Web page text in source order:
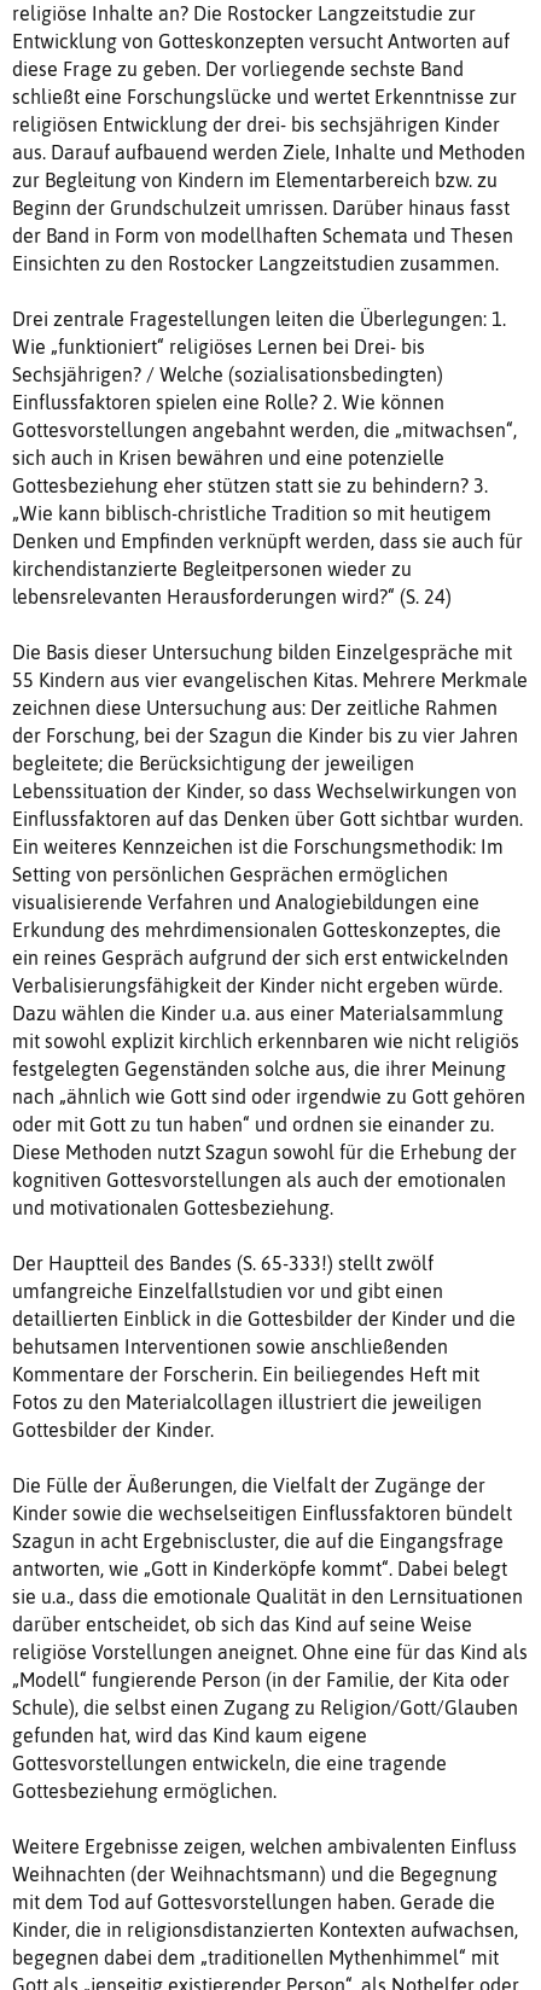
religiöse Inhalte an? Die Rostocker Langzeitstudie zur
Entwicklung von Gotteskonzepten versucht Antworten auf
diese Frage zu geben. Der vorliegende sechste Band
schließt eine Forschungslücke und wertet Erkenntnisse zur
religiösen Entwicklung der drei- bis sechsjährigen Kinder
aus. Darauf aufbauend werden Ziele, Inhalte und Methoden
zur Begleitung von Kindern im Elementarbereich bzw. zu
Beginn der Grundschulzeit umrissen. Darüber hinaus fasst
der Band in Form von modellhaften Schemata und Thesen
Einsichten zu den Rostocker Langzeitstudien zusammen.
Drei zentrale Fragestellungen leiten die Überlegungen: 1.
Wie „funktioniert“ religiöses Lernen bei Drei- bis
Sechsjährigen? / Welche (sozialisationsbedingten)
Einflussfaktoren spielen eine Rolle? 2. Wie können
Gottesvorstellungen angebahnt werden, die „mitwachsen“,
sich auch in Krisen bewähren und eine potenzielle
Gottesbeziehung eher stützen statt sie zu behindern? 3.
„Wie kann biblisch-christliche Tradition so mit heutigem
Denken und Empfinden verknüpft werden, dass sie auch für
kirchendistanzierte Begleitpersonen wieder zu
lebensrelevanten Herausforderungen wird?“ (S. 24)
Die Basis dieser Untersuchung bilden Einzelgespräche mit
55 Kindern aus vier evangelischen Kitas. Mehrere Merkmale
zeichnen diese Untersuchung aus: Der zeitliche Rahmen
der Forschung, bei der Szagun die Kinder bis zu vier Jahren
begleitete; die Berücksichtigung der jeweiligen
Lebenssituation der Kinder, so dass Wechselwirkungen von
Einflussfaktoren auf das Denken über Gott sichtbar wurden.
Ein weiteres Kennzeichen ist die Forschungsmethodik: Im
Setting von persönlichen Gesprächen ermöglichen
visualisierende Verfahren und Analogiebildungen eine
Erkundung des mehrdimensionalen Gotteskonzeptes, die
ein reines Gespräch aufgrund der sich erst entwickelnden
Verbalisierungsfähigkeit der Kinder nicht ergeben würde.
Dazu wählen die Kinder u.a. aus einer Materialsammlung
mit sowohl explizit kirchlich erkennbaren wie nicht religiös
festgelegten Gegenständen solche aus, die ihrer Meinung
nach „ähnlich wie Gott sind oder irgendwie zu Gott gehören
oder mit Gott zu tun haben“ und ordnen sie einander zu.
Diese Methoden nutzt Szagun sowohl für die Erhebung der
kognitiven Gottesvorstellungen als auch der emotionalen
und motivationalen Gottesbeziehung.
Der Hauptteil des Bandes (S. 65-333!) stellt zwölf
umfangreiche Einzelfallstudien vor und gibt einen
detaillierten Einblick in die Gottesbilder der Kinder und die
behutsamen Interventionen sowie anschließenden
Kommentare der Forscherin. Ein beiliegendes Heft mit
Fotos zu den Materialcollagen illustriert die jeweiligen
Gottesbilder der Kinder.
Die Fülle der Äußerungen, die Vielfalt der Zugänge der
Kinder sowie die wechselseitigen Einflussfaktoren bündelt
Szagun in acht Ergebniscluster, die auf die Eingangsfrage
antworten, wie „Gott in Kinderköpfe kommt“. Dabei belegt
sie u.a., dass die emotionale Qualität in den Lernsituationen
darüber entscheidet, ob sich das Kind auf seine Weise
religiöse Vorstellungen aneignet. Ohne eine für das Kind als
„Modell“ fungierende Person (in der Familie, der Kita oder
Schule), die selbst einen Zugang zu Religion/Gott/Glauben
gefunden hat, wird das Kind kaum eigene
Gottesvorstellungen entwickeln, die eine tragende
Gottesbeziehung ermöglichen.
Weitere Ergebnisse zeigen, welchen ambivalenten Einfluss
Weihnachten (der Weihnachtsmann) und die Begegnung
mit dem Tod auf Gottesvorstellungen haben. Gerade die
Kinder, die in religionsdistanzierten Kontexten aufwachsen,
begegnen dabei dem „traditionellen Mythenhimmel“ mit
Gott als „jenseitig existierender Person“, als Nothelfer oder